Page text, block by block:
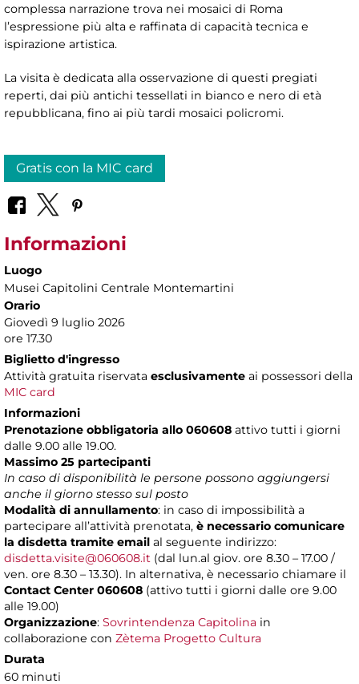
complessa narrazione trova nei mosaici di Roma
l’espressione più alta e raffinata di capacità tecnica e
ispirazione artistica.
La visita è dedicata alla osservazione di questi pregiati
reperti, dai più antichi tessellati in bianco e nero di età
repubblicana, fino ai più tardi mosaici policromi.
Gratis con la MIC card
Informazioni
Luogo
Musei Capitolini Centrale Montemartini
Orario
Giovedì 9 luglio 2026
ore 17.30
Biglietto d'ingresso
Attività gratuita riservata esclusivamente ai possessori della
MIC card
Informazioni
Prenotazione obbligatoria allo 060608 attivo tutti i giorni
dalle 9.00 alle 19.00.
Massimo 25 partecipanti
In caso di disponibilità le persone possono aggiungersi
anche il giorno stesso sul posto
Modalità di annullamento: in caso di impossibilità a
partecipare all’attività prenotata, è necessario comunicare
la disdetta tramite email al seguente indirizzo:
disdetta.visite@060608.it (dal lun.al giov. ore 8.30 – 17.00 /
ven. ore 8.30 – 13.30). In alternativa, è necessario chiamare il
Contact Center 060608 (attivo tutti i giorni dalle ore 9.00
alle 19.00)
Organizzazione: Sovrintendenza Capitolina in
collaborazione con Zètema Progetto Cultura
Durata
60 minuti